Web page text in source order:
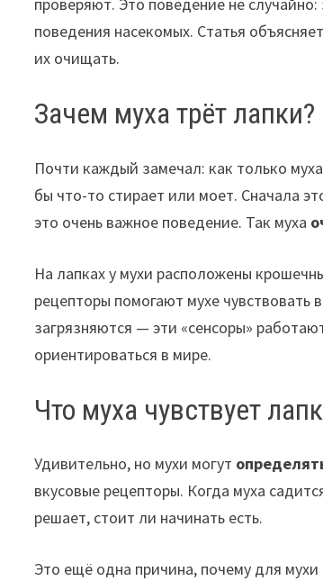
поведения насекомых. Статья
их очищать.
Зачем муха трёт лапки?
Почти каждый замечал: как только
бы что-то стирает или моет. Сначала
это очень важное поведение. Так муха
На лапках у мухи расположены
рецепторы помогают мухе чувствовать
загрязняются — эти «сенсоры»
ориентироваться в мире.
Что муха чувствует
Удивительно, но мухи могут
вкусовые рецепторы. Когда муха
решает, стоит ли начинать есть.
Это ещё одна причина, почему для